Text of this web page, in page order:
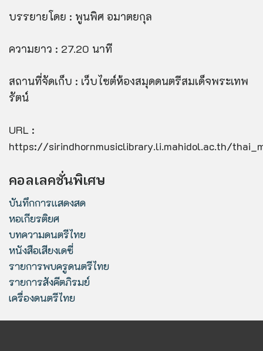
บรรยายโดย : พูนพิศ อมาตยกุล
ความยาว : 27.20 นาที
สถานที่จัดเก็บ : เว็บไซต์ห้องสมุดดนตรีสมเด็จพระเทพ
รัตน์
URL :
https://sirindhornmusiclibrary.li.mahidol.ac.th/
คอลเลคชั่นพิเศษ
บันทึกการแสดงสด
หอเกียรติยศ
บทความดนตรีไทย
หนังสือเสียงเดซี่
รายการพบครูดนตรีไทย
รายการสังคีตภิรมย์
เครื่องดนตรีไทย